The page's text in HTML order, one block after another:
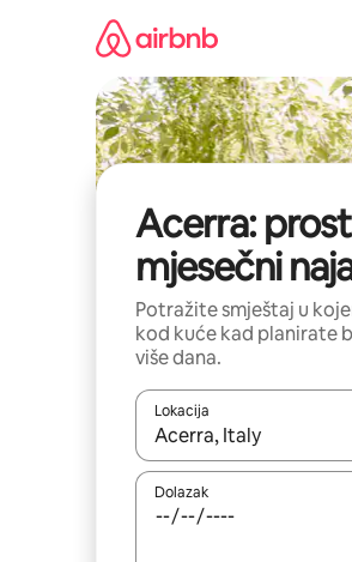
Acerra:
mjesečni
Potražite smještaj u
kod kuće kad planirate
više dana.
Lokacija
Kada budu dostupni
Dolazak